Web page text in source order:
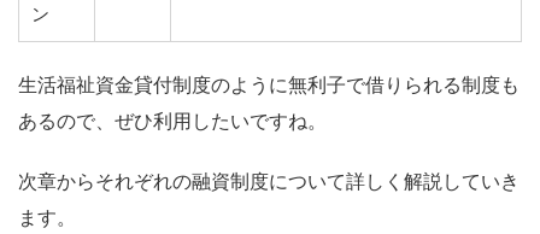
ン
生活福祉資金貸付制度のように無利子で借りられる制度も
あるので、ぜひ利用したいですね。
次章からそれぞれの融資制度について詳しく解説していき
ます。